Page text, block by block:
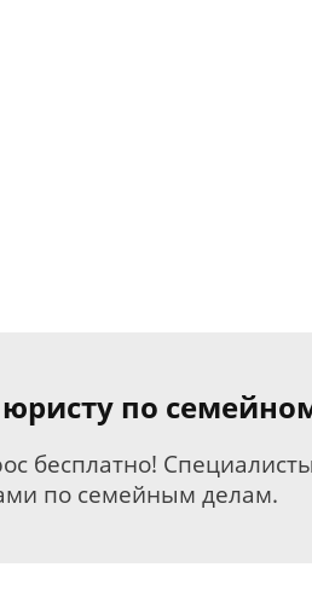
юристу по
бесплатно!
по семейным делам.